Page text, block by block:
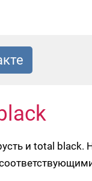
и total black.